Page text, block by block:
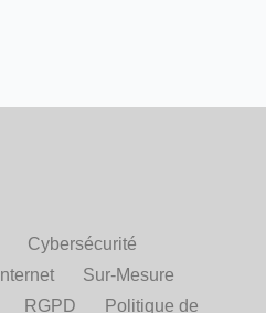
Cybersécurité
Internet
Sur-Mesure
RGPD
Politique de